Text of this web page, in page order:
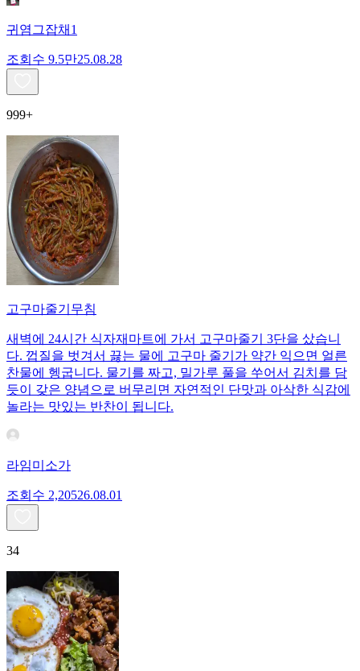
귀염그잡채1
조회수 9.5만25.08.28
999+
고구마줄기무침
새벽에 24시간 식자재마트에 가서 고구마줄기 3단을 샀습니
다. 껍질을 벗겨서 끓는 물에 고구마 줄기가 약간 익으면 얼른
찬물에 헹굽니다. 물기를 짜고, 밀가루 풀을 쑤어서 김치를 담
듯이 갖은 양념으로 버무리면 자연적인 단맛과 아삭한 식감에
놀라는 맛있는 반찬이 됩니다.
라임미소가
조회수 2,20526.08.01
34